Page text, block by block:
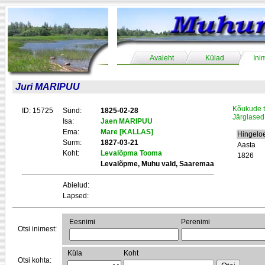
Avaleht Külad
Juri MARIPUU
ID: 15725 Sünd:
1825-02-28
Isa:
Jaen MARIPUU
Ema:
Mare [KALLAS]
Surm:
1827-03-21
Koht:
Levalõpma Tooma
Levalõpme, Muhu vald, Saaremaa
Abielud:
Lapsed:
Kõukude
Järglased
Aasta
1826
Otsi inimest:
Eesnimi Perenimi
Otsi kohta:
Küla Koht